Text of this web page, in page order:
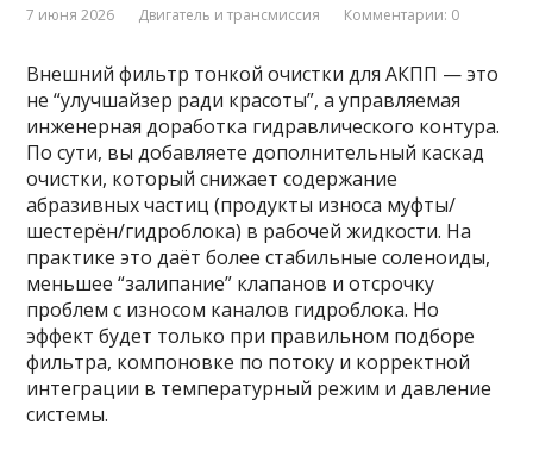
7 июня 2026 Двигатель и трансмиссия Комментарии: 0
Внешний фильтр тонкой очистки для АКПП — это
не “улучшайзер ради красоты”, а управляемая
инженерная доработка гидравлического контура.
По сути, вы добавляете дополнительный каскад
очистки, который снижает содержание
абразивных частиц (продукты износа муфты/
шестерён/гидроблока) в рабочей жидкости. На
практике это даёт более стабильные соленоиды,
меньшее “залипание” клапанов и отсрочку
проблем с износом каналов гидроблока. Но
эффект будет только при правильном подборе
фильтра, компоновке по потоку и корректной
интеграции в температурный режим и давление
системы.